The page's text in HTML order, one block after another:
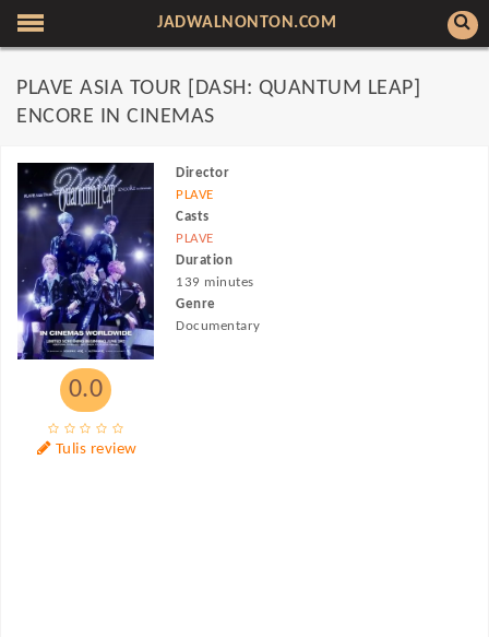
JADWALNONTON.COM
PLAVE ASIA TOUR [DASH: QUANTUM LEAP]
ENCORE IN CINEMAS
0.0
Tulis review
Director
PLAVE
Casts
PLAVE
Duration
139 minutes
Genre
Documentary